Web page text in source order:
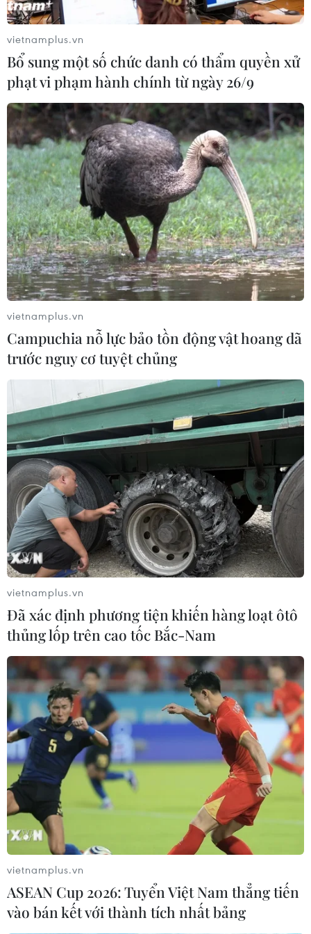
#Đà Nẵng #Quảng Nam #Bão số 11
#Sơ tán
#Xả lũ
TP. Đà Nẵng
Quảng Nam
Quảng Ngãi
Theo dõi VietnamPlus
TIN CÙNG CHUYÊN MỤC
Áp thấp nhiệt đới đổi hướng trên
vùng biển phía Đông khu vực vịnh
Bắc Bộ
07/08/2026 23:29
Bổ sung một số chức danh có thẩm
quyền xử phạt vi phạm hành chính
từ ngày 26/9
07/08/2026 23:00
Bế mạc Hội thi lực lượng tham gia
bảo vệ an ninh, trật tự ở cơ sở giỏi
toàn quốc
07/08/2026 15:57
7 học sinh đội tuyển Việt Nam đoạt
huy chương tại Olympic AI quốc tế
07/08/2026 15:27
Áp thấp nhiệt đới trên vịnh Bắc Bộ sẽ
gây ảnh hưởng thế nào tới Việt Nam?
Cảnh sát giao thông triển khai chiến
vietnamplus.vn
Bổ sung một số chức danh có thẩm quyền xử
phạt vi phạm hành chính từ ngày 26/9
vietnamplus.vn
Campuchia nỗ lực bảo tồn động vật hoang dã
trước nguy cơ tuyệt chủng
vietnamplus.vn
Đã xác định phương tiện khiến hàng loạt ôtô
thủng lốp trên cao tốc Bắc-Nam
vietnamplus.vn
ASEAN Cup 2026: Tuyển Việt Nam thẳng tiến
vào bán kết với thành tích nhất bảng